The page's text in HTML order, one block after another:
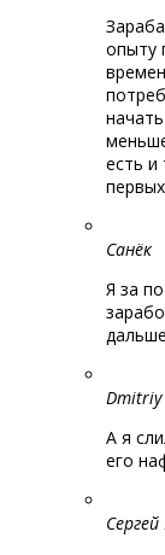
опыту
есть и
Санёк
Я за
Dmitriy
А я
его